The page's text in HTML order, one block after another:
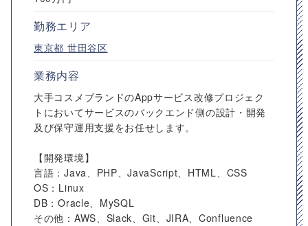
勤務エリア
東京都 世田谷区
業務内容
大手コスメブランドのAppサービス改修プロジェク
トにおいてサービスのバックエンド側の設計・開発
及び保守運用支援をお任せします。
【開発環境】
言語：Java、PHP、JavaScript、HTML、CSS
OS：Linux
DB：Oracle、MySQL
その他：AWS、Slack、Git、JIRA、Confluence